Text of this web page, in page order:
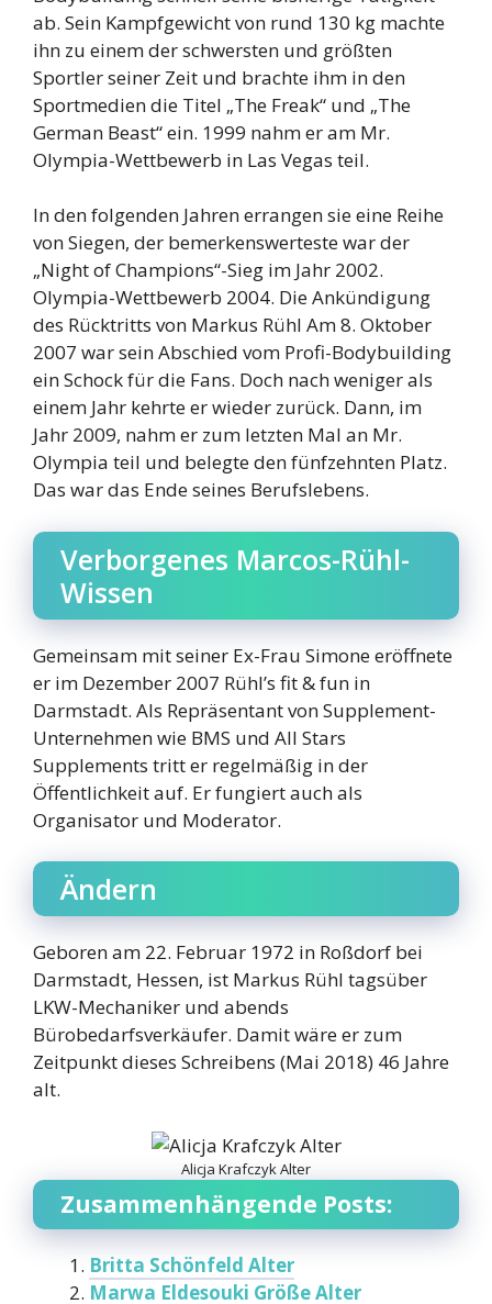
ab. Sein Kampfgewicht von rund 130 kg machte
ihn zu einem der schwersten und größten
Sportler seiner Zeit und brachte ihm in den
Sportmedien die Titel „The Freak“ und „The
German Beast“ ein. 1999 nahm er am Mr.
Olympia-Wettbewerb in Las Vegas teil.
In den folgenden Jahren errangen sie eine Reihe
von Siegen, der bemerkenswerteste war der
„Night of Champions“-Sieg im Jahr 2002.
Olympia-Wettbewerb 2004. Die Ankündigung
des Rücktritts von Markus Rühl Am 8. Oktober
2007 war sein Abschied vom Profi-Bodybuilding
ein Schock für die Fans. Doch nach weniger als
einem Jahr kehrte er wieder zurück. Dann, im
Jahr 2009, nahm er zum letzten Mal an Mr.
Olympia teil und belegte den fünfzehnten Platz.
Das war das Ende seines Berufslebens.
Verborgenes Marcos-Rühl-
Wissen
Gemeinsam mit seiner Ex-Frau Simone eröffnete
er im Dezember 2007 Rühl’s fit & fun in
Darmstadt. Als Repräsentant von Supplement-
Unternehmen wie BMS und All Stars
Supplements tritt er regelmäßig in der
Öffentlichkeit auf. Er fungiert auch als
Organisator und Moderator.
Ändern
Geboren am 22. Februar 1972 in Roßdorf bei
Darmstadt, Hessen, ist Markus Rühl tagsüber
LKW-Mechaniker und abends
Bürobedarfsverkäufer. Damit wäre er zum
Zeitpunkt dieses Schreibens (Mai 2018) 46 Jahre
alt.
Alicja Krafczyk Alter
Zusammenhängende Posts:
Britta Schönfeld Alter
Marwa Eldesouki Größe Alter